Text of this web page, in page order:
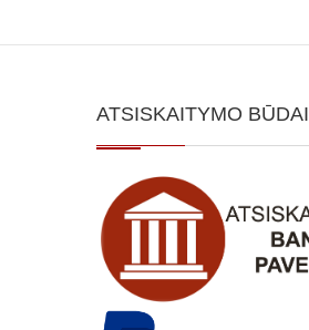
ATSISKAITYMO BŪDAI